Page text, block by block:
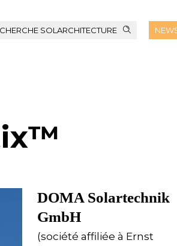
SOLARCHITECTURE
DOMA Solartechnik
GmbH
(société affiliée à Ernst